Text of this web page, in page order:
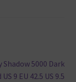
Shadow 5000 Dark
9 EU 42.5 US 9.5